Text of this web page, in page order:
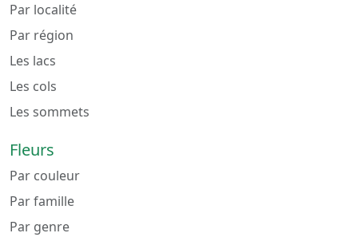
Par localité
Par région
Les lacs
Les cols
Les sommets
Fleurs
Par couleur
Par famille
Par genre